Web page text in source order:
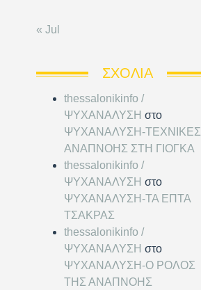
« Jul
ΣΧΌΛΙΑ
thessalonikinfo /
ΨΥΧΑΝΑΛΥΣΗ στο
ΨΥΧΑΝΑΛΥΣΗ-ΤΕΧΝΙΚΕΣ
ΑΝΑΠΝΟΗΣ ΣΤΗ ΓΙΟΓΚΑ
thessalonikinfo /
ΨΥΧΑΝΑΛΥΣΗ στο
ΨΥΧΑΝΑΛΥΣΗ-ΤΑ ΕΠΤΑ
ΤΣΑΚΡΑΣ
thessalonikinfo /
ΨΥΧΑΝΑΛΥΣΗ στο
ΨΥΧΑΝΑΛΥΣΗ-Ο ΡΟΛΟΣ
ΤΗΣ ΑΝΑΠΝΟΗΣ